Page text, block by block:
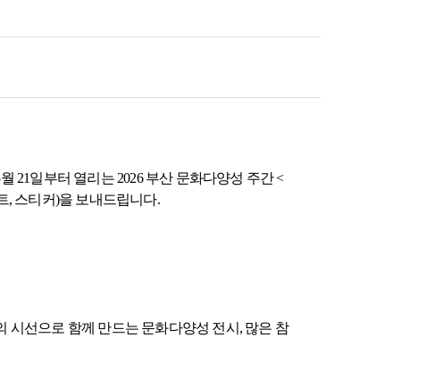
21일부터 열리는 2026 부산 문화다양성 주간 <
, 스티커)을 보내드립니다.
시선으로 함께 만드는 문화다양성 전시, 많은 참